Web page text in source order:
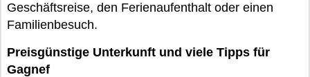
Geschäftsreise, den Ferienaufenthalt oder einen
Familienbesuch.
Preisgünstige Unterkunft und viele Tipps für
Gagnef